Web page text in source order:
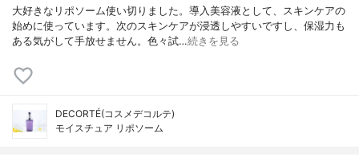
大好きなリポソーム使い切りました。導入美容液として、スキンケアの
始めに使っています。次のスキンケアが浸透しやすいですし、保湿力も
ある気がして手放せません。色々試…続きを見る
DECORTÉ(コスメデコルテ)
モイスチュア リポソーム